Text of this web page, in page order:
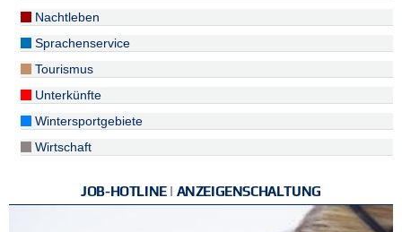
Nachtleben
Sprachenservice
Tourismus
Unterkünfte
Wintersportgebiete
Wirtschaft
JOB-HOTLINE | ANZEIGENSCHALTUNG